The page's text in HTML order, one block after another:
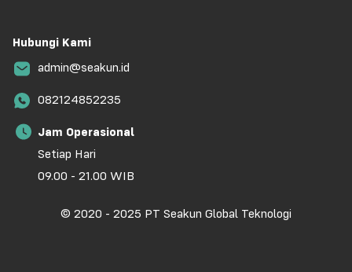
Hubungi Kami
admin@seakun.id
082124852235
Jam Operasional
Setiap Hari
09.00 - 21.00 WIB
© 2020 - 2025 PT Seakun Global Teknologi